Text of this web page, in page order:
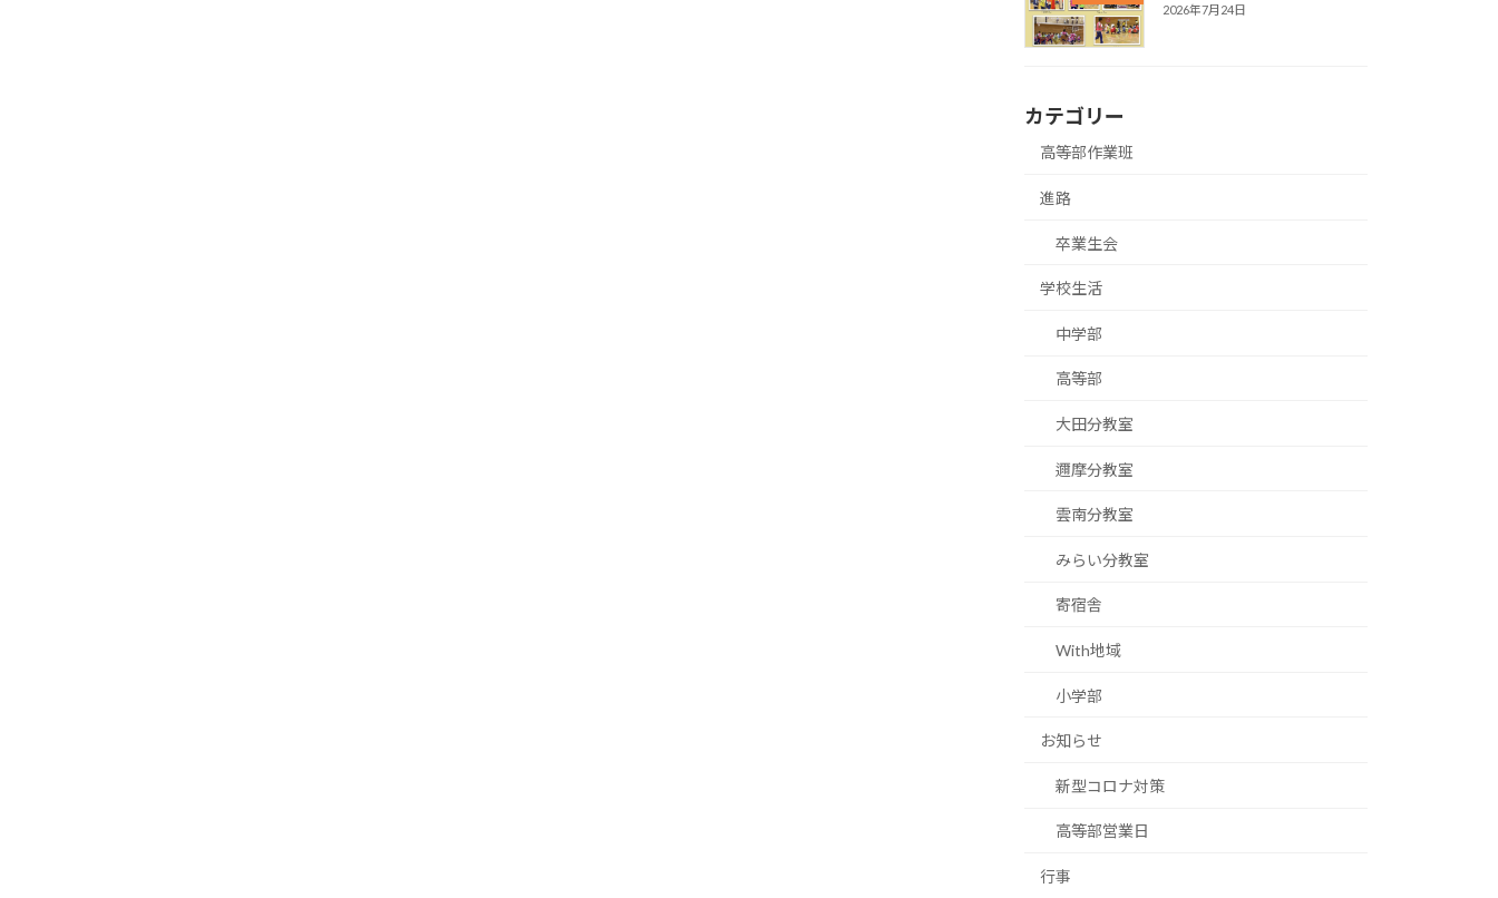
2026年7月24日
カテゴリー
高等部作業班
進路
卒業生会
学校生活
中学部
高等部
大田分教室
邇摩分教室
雲南分教室
みらい分教室
寄宿舎
With地域
小学部
お知らせ
新型コロナ対策
高等部営業日
行事